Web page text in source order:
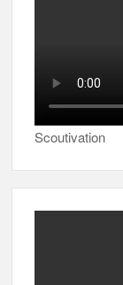
Scoutivation